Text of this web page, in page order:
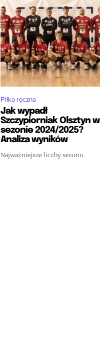
Piłka ręczna
Jak wypadł
Szczypiorniak Olsztyn w
sezonie 2024/2025?
Analiza wyników
Najważniejsze liczby sezonu.